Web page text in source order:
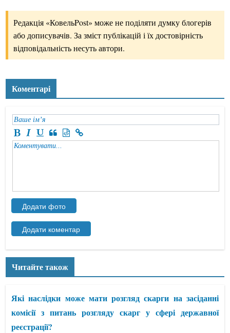
Редакція «КовельPost» може не поділяти думку блогерів
або дописувачів. За зміст публікацій і їх достовірність
відповідальність несуть автори.
Коментарі
Читайте також
Які наслідки може мати розгляд скарги на засіданні
комісії з питань розгляду скарг у сфері державної
реєстрації?